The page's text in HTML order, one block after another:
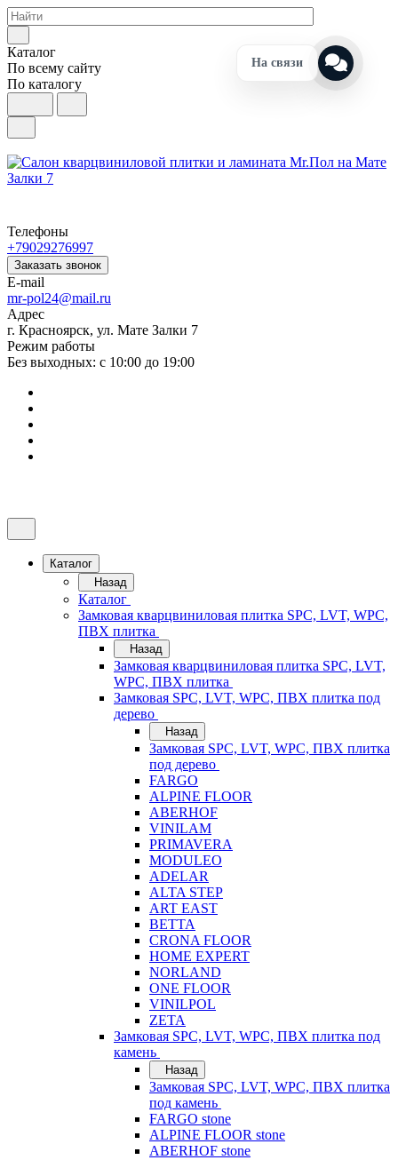
Каталог
По всему сайту
По каталогу
Телефоны
+79029276997
Заказать звонок
E-mail
mr-pol24@mail.ru
Адрес
г. Красноярск, ул. Мате Залки 7
Режим работы
Без выходных: с 10:00 до 19:00
Каталог
Назад
Каталог
Замковая кварцвиниловая плитка SPC, LVT, WPC,
ПВХ плитка
Назад
Замковая кварцвиниловая плитка SPC, LVT,
WPC, ПВХ плитка
Замковая SPC, LVT, WPC, ПВХ плитка под
дерево
Назад
Замковая SPC, LVT, WPC, ПВХ плитка
под дерево
FARGO
ALPINE FLOOR
ABERHOF
VINILAM
PRIMAVERA
MODULEO
ADELAR
ALTA STEP
ART EAST
BETTA
CRONA FLOOR
HOME EXPERT
NORLAND
ONE FLOOR
VINILPOL
ZETA
Замковая SPC, LVT, WPC, ПВХ плитка под
камень
Назад
Замковая SPC, LVT, WPC, ПВХ плитка
под камень
FARGO stone
ALPINE FLOOR stone
ABERHOF stone
На связи